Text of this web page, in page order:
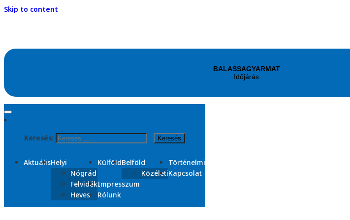
Skip to content
Keresés:
AktuálisHelyi
Nógrád
Felvidék
Heves
KülföldBelföld
Közéleti
Történelmi
Kapcsolat
Impresszum
Rólunk
október
Nap:2024. október 23.